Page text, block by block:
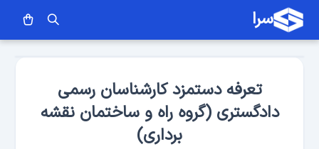
سرا
تعرفه دستمزد کارشناسان رسمی
دادگستری (گروه راه و ساختمان نقشه
برداری)